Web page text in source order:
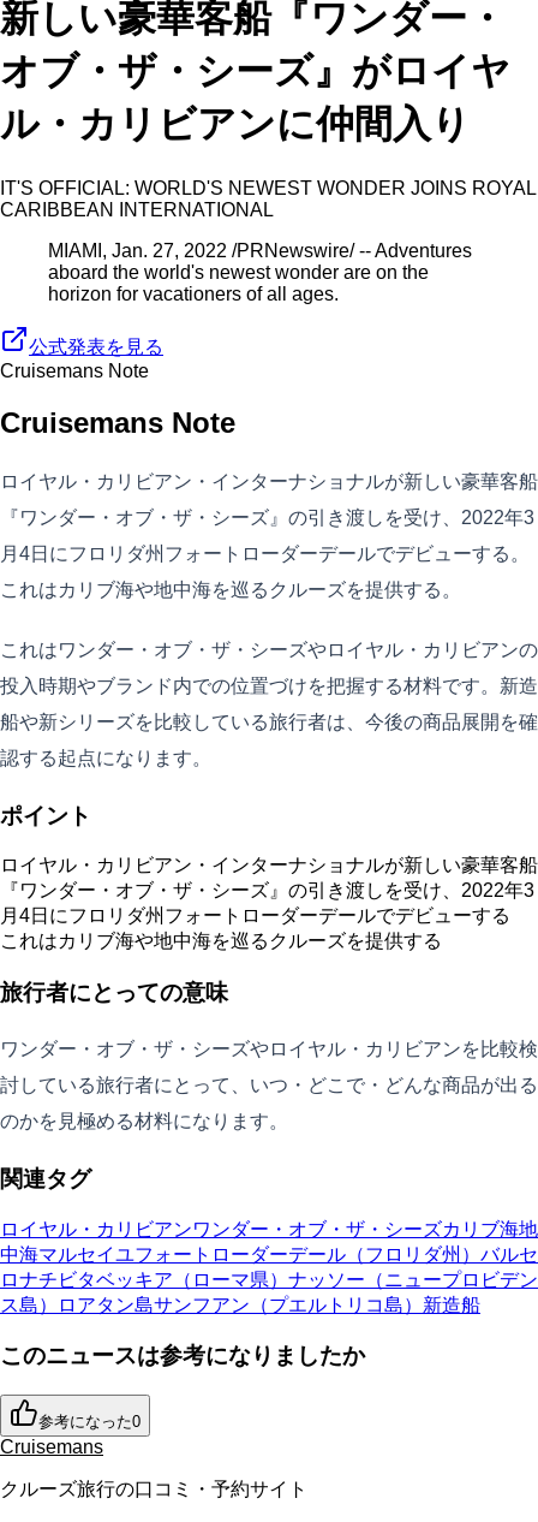
新しい豪華客船『ワンダー・
オブ・ザ・シーズ』がロイヤ
ル・カリビアンに仲間入り
IT'S OFFICIAL: WORLD'S NEWEST WONDER JOINS ROYAL
CARIBBEAN INTERNATIONAL
MIAMI, Jan. 27, 2022 /PRNewswire/ -- Adventures
aboard the world's newest wonder are on the
horizon for vacationers of all ages.
公式発表を見る
Cruisemans Note
Cruisemans Note
ロイヤル・カリビアン・インターナショナルが新しい豪華客船
『ワンダー・オブ・ザ・シーズ』の引き渡しを受け、2022年3
月4日にフロリダ州フォートローダーデールでデビューする。
これはカリブ海や地中海を巡るクルーズを提供する。
これはワンダー・オブ・ザ・シーズやロイヤル・カリビアンの
投入時期やブランド内での位置づけを把握する材料です。新造
船や新シリーズを比較している旅行者は、今後の商品展開を確
認する起点になります。
ポイント
ロイヤル・カリビアン・インターナショナルが新しい豪華客船
『ワンダー・オブ・ザ・シーズ』の引き渡しを受け、2022年3
月4日にフロリダ州フォートローダーデールでデビューする
これはカリブ海や地中海を巡るクルーズを提供する
旅行者にとっての意味
ワンダー・オブ・ザ・シーズやロイヤル・カリビアンを比較検
討している旅行者にとって、いつ・どこで・どんな商品が出る
のかを見極める材料になります。
関連タグ
ロイヤル・カリビアンワンダー・オブ・ザ・シーズカリブ海地
中海マルセイユフォートローダーデール（フロリダ州） バルセ
ロナチビタベッキア（ローマ県） ナッソー（ニュープロビデン
ス島）
ロアタン島サンフアン（プエルトリコ島） 新造船
このニュースは参考になりましたか
参考になった0
Cruisemans
クルーズ旅行の口コミ・予約サイト